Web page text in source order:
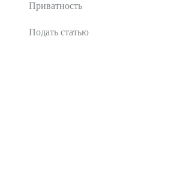
Приватность
Подать статью